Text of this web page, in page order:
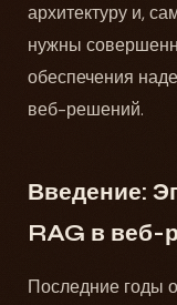
архитектуру и,
нужны
обеспечения
веб-решений.
Введение:
RAG в веб-
Последние годы